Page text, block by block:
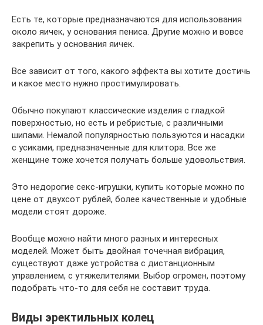
Есть те, которые предназначаются для использования
около яичек, у основания пениса. Другие можно и вовсе
закрепить у основания яичек.
Все зависит от того, какого эффекта вы хотите достичь
и какое место нужно простимулировать.
Обычно покупают классические изделия с гладкой
поверхностью, но есть и ребристые, с различными
шипами. Немалой популярностью пользуются и насадки
с усиками, предназначенные для клитора. Все же
женщине тоже хочется получать больше удовольствия.
Это недорогие секс-игрушки, купить которые можно по
цене от двухсот рублей, более качественные и удобные
модели стоят дороже.
Вообще можно найти много разных и интересных
моделей. Может быть двойная точечная вибрация,
существуют даже устройства с дистанционным
управлением, с утяжелителями. Выбор огромен, поэтому
подобрать что-то для себя не составит труда.
Виды эректильных колец